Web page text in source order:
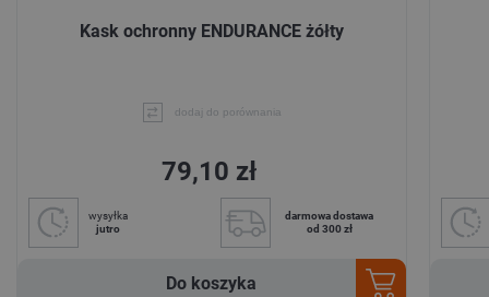
Kask ochronny ENDURANCE żółty
dodaj do porównania
79,10 zł
wysyłka
jutro
darmowa dostawa
od 300 zł
Do koszyka